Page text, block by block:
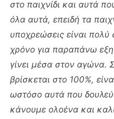
στο παιχνίδι και αυτά
όλα αυτά, επειδή τα
υποχρεώσεις είναι
χρόνο για παραπάνω
γίνει μέσα στον αγώνα.
βρίσκεται στο 100%,
ωστόσο αυτά που
κάνουμε ολοένα και